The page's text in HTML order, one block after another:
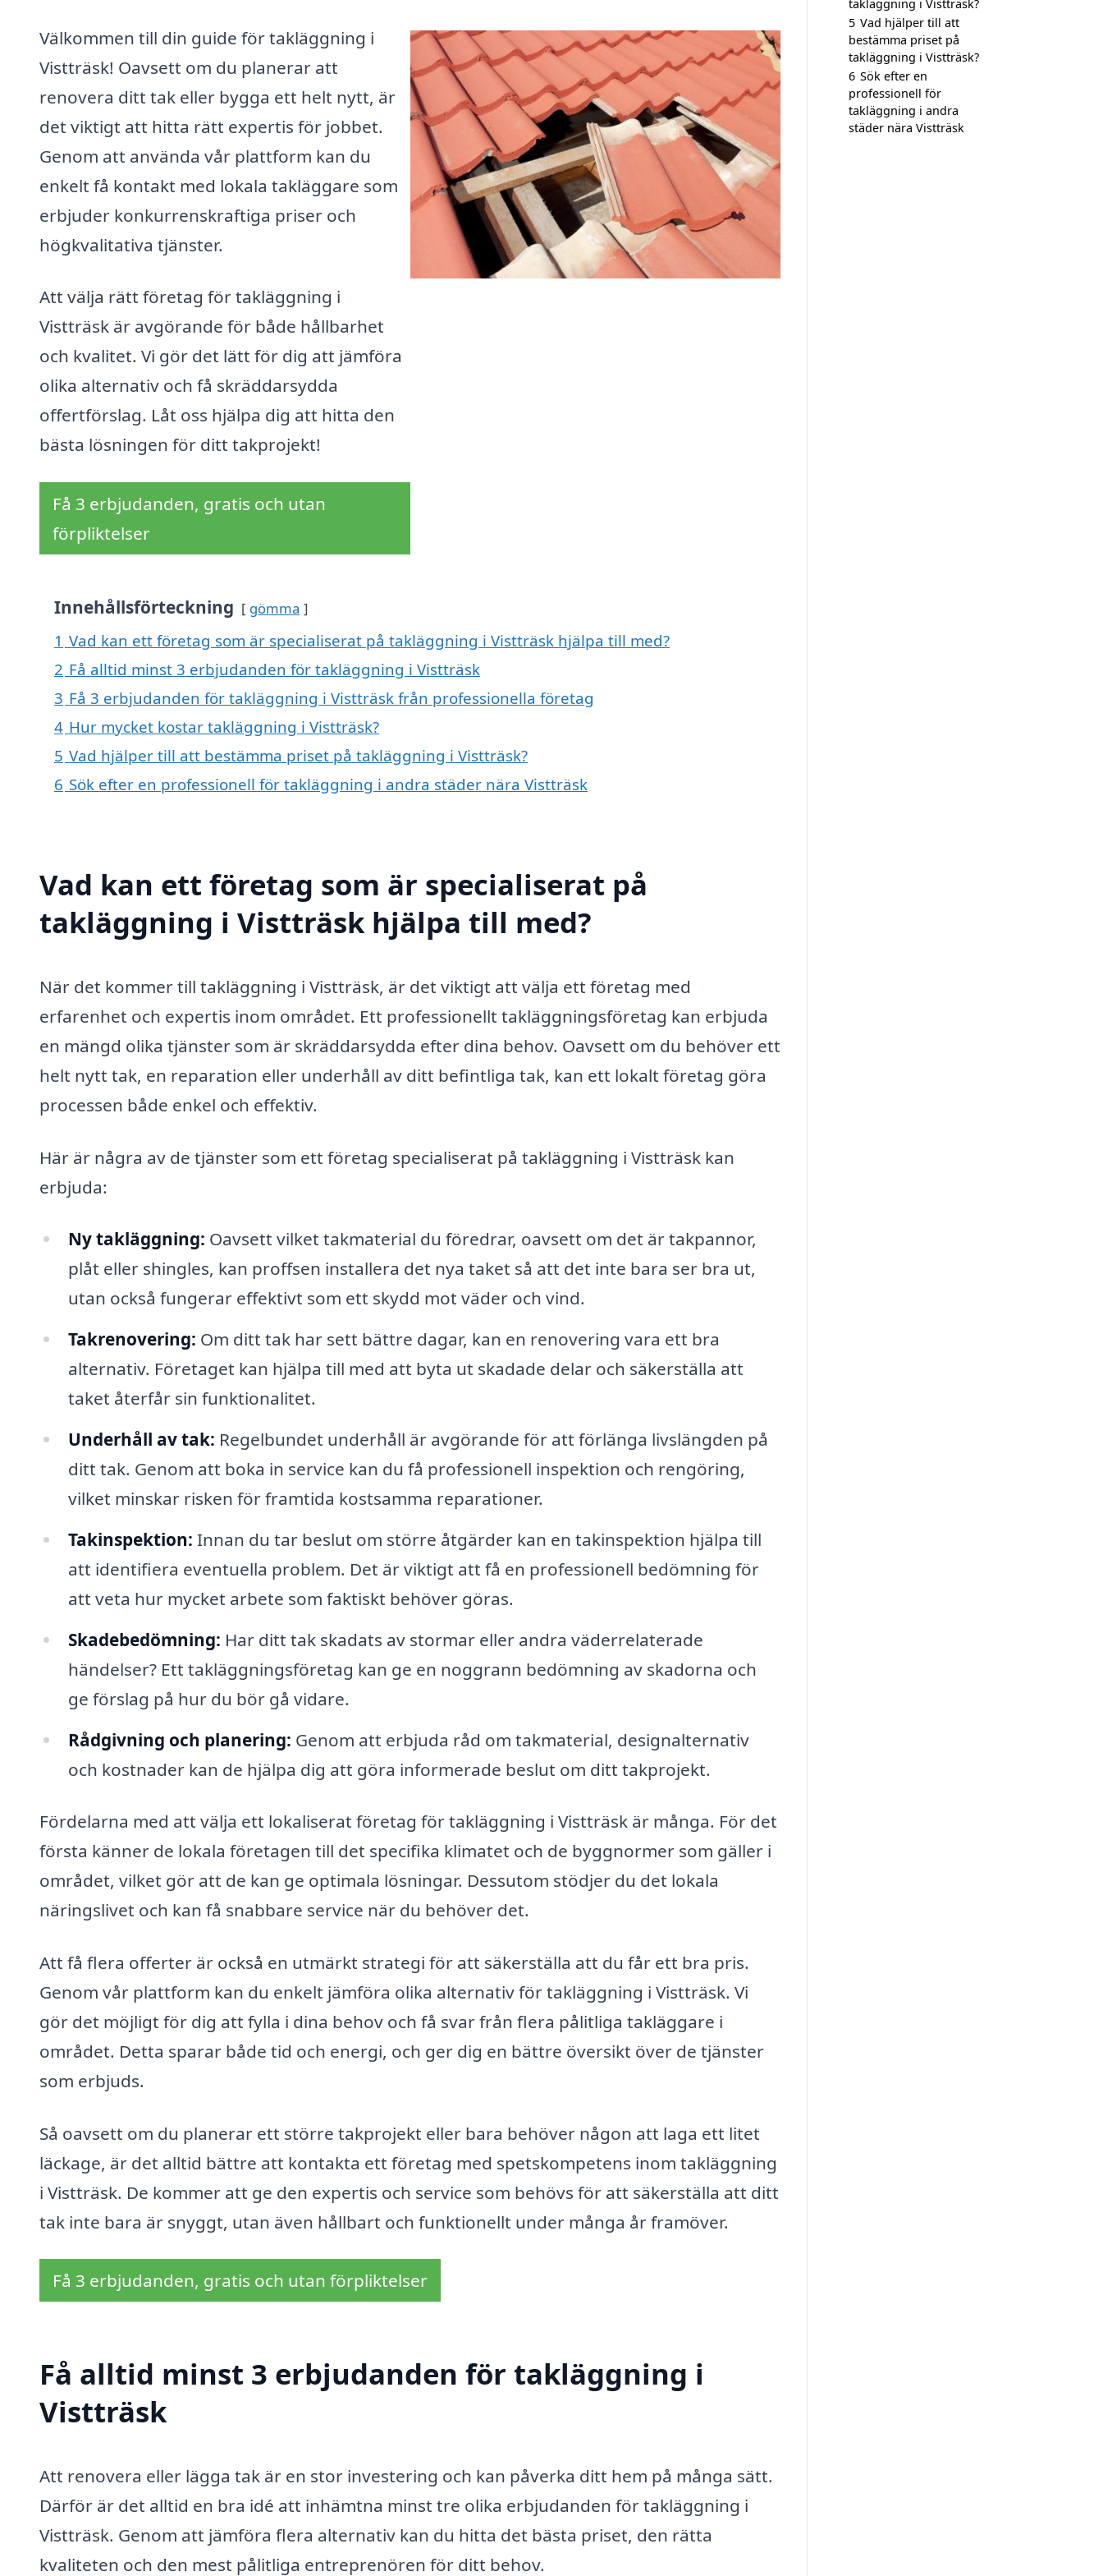
Välkommen till din guide för takläggning i
Vistträsk! Oavsett om du planerar att
renovera ditt tak eller bygga ett helt nytt, är
det viktigt att hitta rätt expertis för jobbet.
Genom att använda vår plattform kan du
enkelt få kontakt med lokala takläggare som
erbjuder konkurrenskraftiga priser och
högkvalitativa tjänster.
Att välja rätt företag för takläggning i
Vistträsk är avgörande för både hållbarhet
och kvalitet. Vi gör det lätt för dig att jämföra
olika alternativ och få skräddarsydda
offertförslag. Låt oss hjälpa dig att hitta den
bästa lösningen för ditt takprojekt!
Få 3 erbjudanden, gratis och utan
förpliktelser
Innehållsförteckning gömma
1 Vad kan ett företag som är specialiserat på takläggning i Vistträsk hjälpa till med?
2 Få alltid minst 3 erbjudanden för takläggning i Vistträsk
3 Få 3 erbjudanden för takläggning i Vistträsk från professionella företag
4 Hur mycket kostar takläggning i Vistträsk?
5 Vad hjälper till att bestämma priset på takläggning i Vistträsk?
6 Sök efter en professionell för takläggning i andra städer nära Vistträsk
Vad kan ett företag som är specialiserat på
takläggning i Vistträsk hjälpa till med?
När det kommer till takläggning i Vistträsk, är det viktigt att välja ett företag med
erfarenhet och expertis inom området. Ett professionellt takläggningsföretag kan erbjuda
en mängd olika tjänster som är skräddarsydda efter dina behov. Oavsett om du behöver ett
helt nytt tak, en reparation eller underhåll av ditt befintliga tak, kan ett lokalt företag göra
processen både enkel och effektiv.
Här är några av de tjänster som ett företag specialiserat på takläggning i Vistträsk kan
erbjuda:
Ny takläggning: Oavsett vilket takmaterial du föredrar, oavsett om det är takpannor,
plåt eller shingles, kan proffsen installera det nya taket så att det inte bara ser bra ut,
utan också fungerar effektivt som ett skydd mot väder och vind.
Takrenovering: Om ditt tak har sett bättre dagar, kan en renovering vara ett bra
alternativ. Företaget kan hjälpa till med att byta ut skadade delar och säkerställa att
taket återfår sin funktionalitet.
Underhåll av tak: Regelbundet underhåll är avgörande för att förlänga livslängden på
ditt tak. Genom att boka in service kan du få professionell inspektion och rengöring,
vilket minskar risken för framtida kostsamma reparationer.
Takinspektion: Innan du tar beslut om större åtgärder kan en takinspektion hjälpa till
att identifiera eventuella problem. Det är viktigt att få en professionell bedömning för
att veta hur mycket arbete som faktiskt behöver göras.
Skadebedömning: Har ditt tak skadats av stormar eller andra väderrelaterade
händelser? Ett takläggningsföretag kan ge en noggrann bedömning av skadorna och
ge förslag på hur du bör gå vidare.
Rådgivning och planering: Genom att erbjuda råd om takmaterial, designalternativ
och kostnader kan de hjälpa dig att göra informerade beslut om ditt takprojekt.
Fördelarna med att välja ett lokaliserat företag för takläggning i Vistträsk är många. För det
första känner de lokala företagen till det specifika klimatet och de byggnormer som gäller i
området, vilket gör att de kan ge optimala lösningar. Dessutom stödjer du det lokala
näringslivet och kan få snabbare service när du behöver det.
Att få flera offerter är också en utmärkt strategi för att säkerställa att du får ett bra pris.
Genom vår plattform kan du enkelt jämföra olika alternativ för takläggning i Vistträsk. Vi
gör det möjligt för dig att fylla i dina behov och få svar från flera pålitliga takläggare i
området. Detta sparar både tid och energi, och ger dig en bättre översikt över de tjänster
som erbjuds.
Så oavsett om du planerar ett större takprojekt eller bara behöver någon att laga ett litet
läckage, är det alltid bättre att kontakta ett företag med spetskompetens inom takläggning
i Vistträsk. De kommer att ge den expertis och service som behövs för att säkerställa att ditt
tak inte bara är snyggt, utan även hållbart och funktionellt under många år framöver.
Få 3 erbjudanden, gratis och utan förpliktelser
Få alltid minst 3 erbjudanden för takläggning i
Vistträsk
Att renovera eller lägga tak är en stor investering och kan påverka ditt hem på många sätt.
Därför är det alltid en bra idé att inhämtna minst tre olika erbjudanden för takläggning i
Vistträsk. Genom att jämföra flera alternativ kan du hitta det bästa priset, den rätta
kvaliteten och den mest pålitliga entreprenören för ditt behov.
takläggning i Vistträsk?
5 Vad hjälper till att
bestämma priset på
takläggning i Vistträsk?
6 Sök efter en
professionell för
takläggning i andra
städer nära Vistträsk